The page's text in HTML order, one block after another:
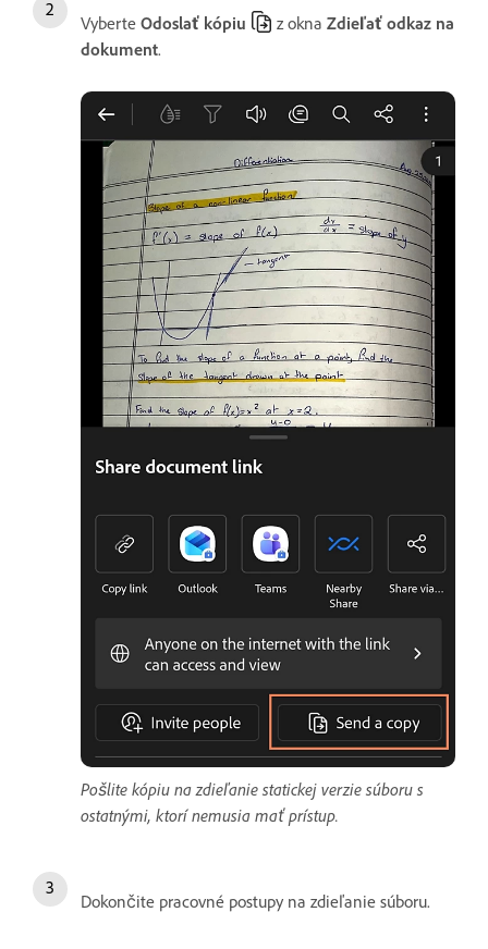
Vyberte Odoslať kópiu z okna Zdieľať odkaz na
dokument.
Pošlite kópiu na zdieľanie statickej verzie súboru s
ostatnými, ktorí nemusia mať prístup.
Dokončite pracovné postupy na zdieľanie súboru.